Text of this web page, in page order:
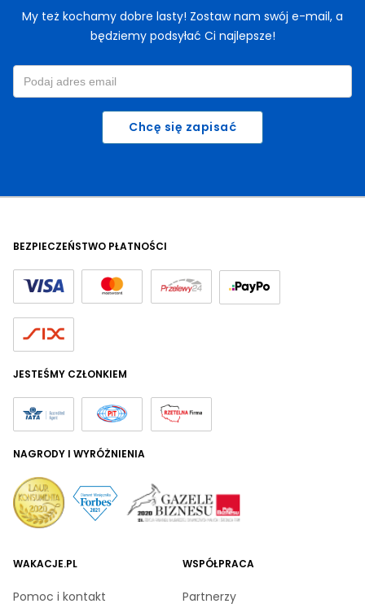
My też kochamy dobre lasty! Zostaw nam swój e-mail, a
będziemy podsyłać Ci najlepsze!
Chcę się zapisać
WAKACJE.PL
Pomoc i kontakt
WSPÓŁPRACA
Partnerzy
BEZPIECZEŃSTWO PŁATNOŚCI
JESTEŚMY CZŁONKIEM
NAGRODY I WYRÓŻNIENIA